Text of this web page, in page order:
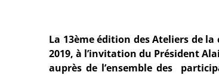
La 13ème édition des Ateliers de
2019, à l’invitation du Président
auprès de l’ensemble des